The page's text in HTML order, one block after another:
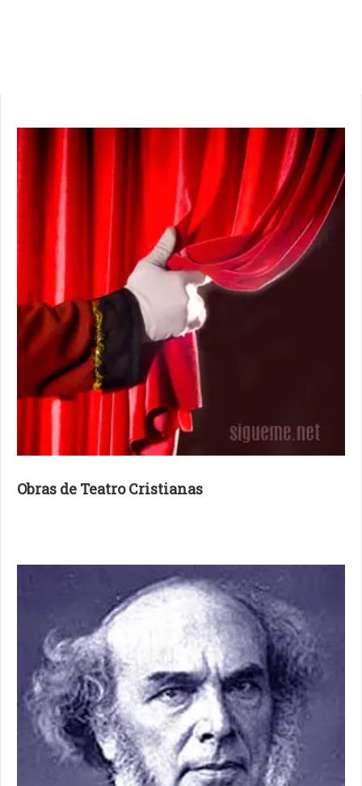
Obras de Teatro Cristianas